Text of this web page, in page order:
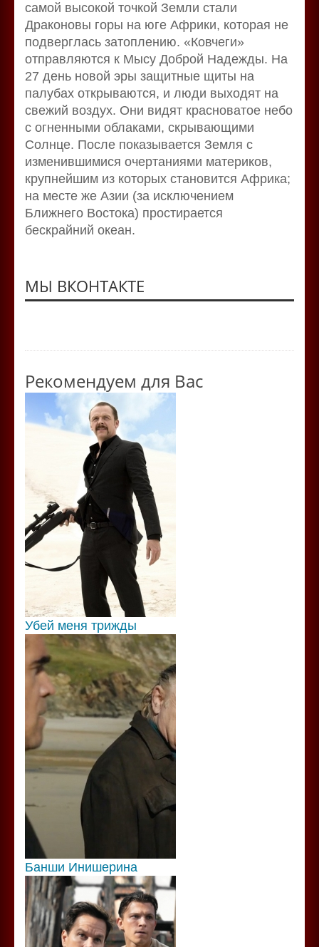
самой высокой точкой Земли стали
Драконовы горы на юге Африки, которая не
подверглась затоплению. «Ковчеги»
отправляются к Мысу Доброй Надежды. На
27 день новой эры защитные щиты на
палубах открываются, и люди выходят на
свежий воздух. Они видят красноватое небо
с огненными облаками, скрывающими
Солнце. После показывается Земля с
изменившимися очертаниями материков,
крупнейшим из которых становится Африка;
на месте же Азии (за исключением
Ближнего Востока) простирается
бескрайний океан.
МЫ ВКОНТАКТЕ
Рекомендуем для Вас
Убей меня трижды
Банши Инишерина